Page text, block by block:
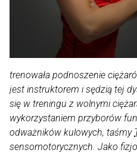
trenowała podnoszenie
jest instruktorem i sędzią tej
się w treningu z wolnymi
wykorzystaniem przyborów
odważników kulowych, taśmy
sensomotorycznych. Jako